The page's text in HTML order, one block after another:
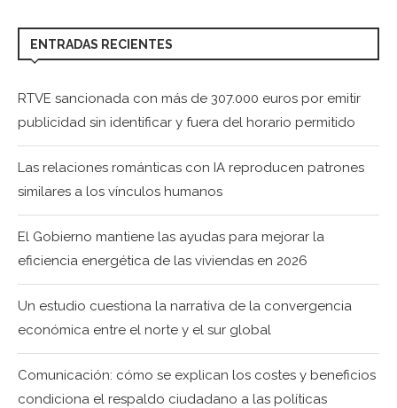
ENTRADAS RECIENTES
RTVE sancionada con más de 307.000 euros por emitir
publicidad sin identificar y fuera del horario permitido
Las relaciones románticas con IA reproducen patrones
similares a los vínculos humanos
El Gobierno mantiene las ayudas para mejorar la
eficiencia energética de las viviendas en 2026
Un estudio cuestiona la narrativa de la convergencia
económica entre el norte y el sur global
Comunicación: cómo se explican los costes y beneficios
condiciona el respaldo ciudadano a las políticas